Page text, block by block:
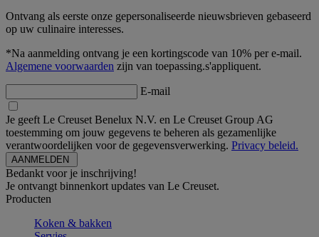
Ontvang als eerste onze gepersonaliseerde nieuwsbrieven gebaseerd
op uw culinaire interesses.
*Na aanmelding ontvang je een kortingscode van 10% per e-mail.
Algemene voorwaarden zijn van toepassing.s'appliquent.
E-mail
Je geeft Le Creuset Benelux N.V. en Le Creuset Group AG
toestemming om jouw gegevens te beheren als gezamenlijke
verantwoordelijken voor de gegevensverwerking. Privacy beleid.
Bedankt voor je inschrijving!
Je ontvangt binnenkort updates van Le Creuset.
Producten
Koken & bakken